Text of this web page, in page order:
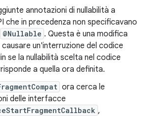
annotazioni di nullabilità a
che in precedenza non specificavano
@Nullable . Questa è una modifica
un'interruzione del codice
se la nullabilità scelta nel codice
a quella ora definita.
ora cerca le
delle interfacce
,